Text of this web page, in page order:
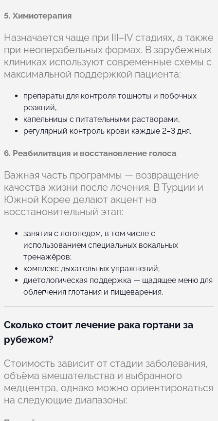
5. Химиотерапия
Назначается чаще при III–IV стадиях, а также
при неоперабельных формах. В зарубежных
клиниках используют современные схемы с
максимальной поддержкой пациента:
препараты для контроля тошноты и побочных
реакций,
капельницы с питательными растворами,
регулярный контроль крови каждые 2–3 дня.
6. Реабилитация и восстановление голоса
Важная часть программы — возвращение
качества жизни после лечения. В Турции и
Южной Корее делают акцент на
восстановительный этап:
занятия с логопедом, в том числе с
использованием специальных вокальных
тренажёров;
комплекс дыхательных упражнений;
диетологическая поддержка — щадящее меню для
облегчения глотания и пищеварения.
Сколько стоит лечение рака гортани за
рубежом?
Стоимость зависит от стадии заболевания,
объёма вмешательства и выбранного
медцентра, однако можно ориентироваться
на следующие диапазоны: